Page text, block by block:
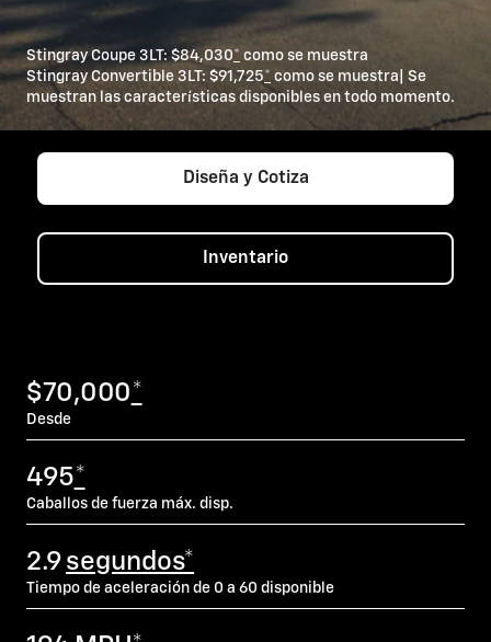
Stingray Coupe 3LT: $84,030* como se muestra
Stingray Convertible 3LT: $91,725* como se muestra| Se
muestran las características disponibles en todo momento.
Diseña y Cotiza
Inventario
$70,000*
Desde
495*
Caballos de fuerza máx. disp.
2.9 segundos*
Tiempo de aceleración de 0 a 60 disponible